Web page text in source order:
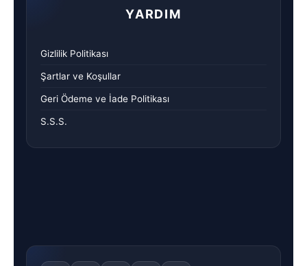
YARDIM
Gizlilik Politikası
Şartlar ve Koşullar
Geri Ödeme ve İade Politikası
S.S.S.